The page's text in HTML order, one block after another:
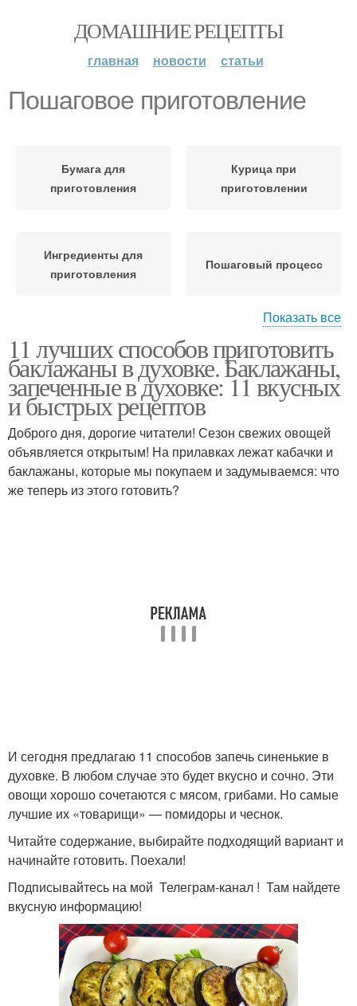
ДОМАШНИЕ РЕЦЕПТЫ
главная новости статьи
Пошаговое приготовление
Бумага для
приготовления
Курица при
приготовлении
Ингредиенты для
приготовления
Пошаговый процесс
Пошаговая инструкция
приготовления
Рулька для
приготовления
Показать все
11 лучших способов приготовить
баклажаны в духовке. Баклажаны,
запеченные в духовке: 11 вкусных
и быстрых рецептов
Доброго дня, дорогие читатели! Сезон свежих овощей
объявляется открытым! На прилавках лежат кабачки и
баклажаны, которые мы покупаем и задумываемся: что
же теперь из этого готовить?
И сегодня предлагаю 11 способов запечь синенькие в
духовке. В любом случае это будет вкусно и сочно. Эти
овощи хорошо сочетаются с мясом, грибами. Но самые
лучшие их «товарищи» — помидоры и чеснок.
Читайте содержание, выбирайте подходящий вариант и
начинайте готовить. Поехали!
Подписывайтесь на мой Телеграм-канал ! Там найдете
вкусную информацию!